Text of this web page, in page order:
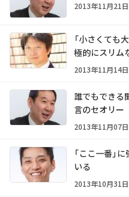
2013年11月21
「小さくても
極的にスリム
2013年11月14
誰でもできる
言のセオリー
2013年11月07
「ここ一番」
いる
2013年10月31